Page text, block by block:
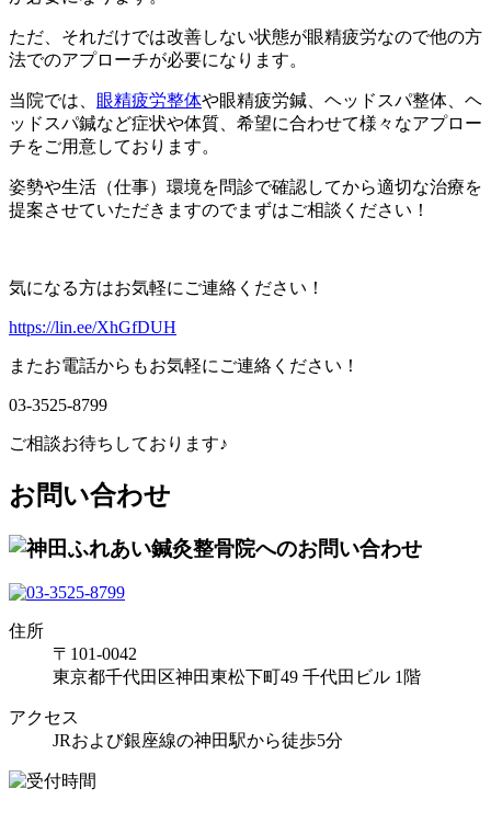
ただ、それだけでは改善しない状態が眼精疲労なので他の方
法でのアプローチが必要になります。
当院では、 眼精疲労整体や眼精疲労鍼、ヘッドスパ整体、ヘ
ッドスパ鍼など症状や体質、希望に合わせて様々なアプロー
チをご用意しております。
姿勢や生活（仕事）環境を問診で確認してから適切な治療を
提案させていただきますのでまずはご相談ください！
気になる方はお気軽にご連絡ください！
https://lin.ee/XhGfDUH
またお電話からもお気軽にご連絡ください！
03-3525-8799
ご相談お待ちしております♪
お問い合わせ
住所
〒101-0042
東京都千代田区神田東松下町49 千代田ビル 1階
アクセス
JRおよび銀座線の神田駅から徒歩5分